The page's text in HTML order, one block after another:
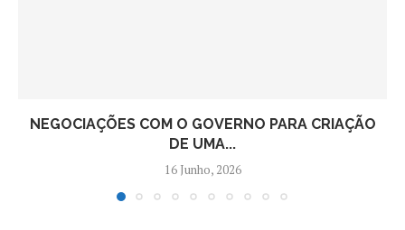
NEGOCIAÇÕES COM O GOVERNO PARA CRIAÇÃO
DE UMA...
16 Junho, 2026